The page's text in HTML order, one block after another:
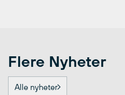
Flere Nyheter
Alle nyheter